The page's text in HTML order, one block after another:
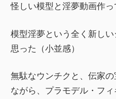
怪しい模型と淫夢動画作っ
模型淫夢という全く新し
思った（小並感）
無駄なウンチクと、伝家の
ながら、プラモデル・フ